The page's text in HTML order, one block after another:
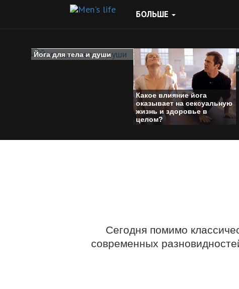
БОЛЬШЕ
Йога для тела и души
Какое влияние йога
оказывает на сексуальную
жизнь и здоровье в
целом?
Сегодня помимо
современных